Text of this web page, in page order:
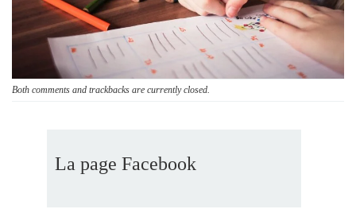
Both comments and trackbacks are currently closed.
La page Facebook